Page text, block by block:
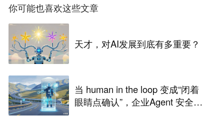
你可能也喜欢这些文章
天才，对AI发展到底有多重要？
当 human in the loop 变成“闭着
眼睛点确认”，企业Agent 安全还